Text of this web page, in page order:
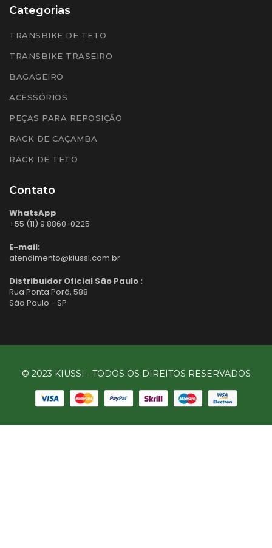
Categorias
TRANSBIKE DE TETO
TRANSBIKE TRASEIRO
BAGAGEIRO
ACESSÓRIOS
PEÇAS PARA REPOSIÇÃO
RACK DE CAÇAMBA
RACK DE TETO
Contato
WhatsApp
+55 (11) 9 8860-0225
E-mail:
atendimento@kiussi.com.br
Distribuidor Oficial São Paulo :
Rua Ponta Porã, 588
São Paulo - SP
© 2023 KIUSSI - TODOS OS DIREITOS RESERVADOS